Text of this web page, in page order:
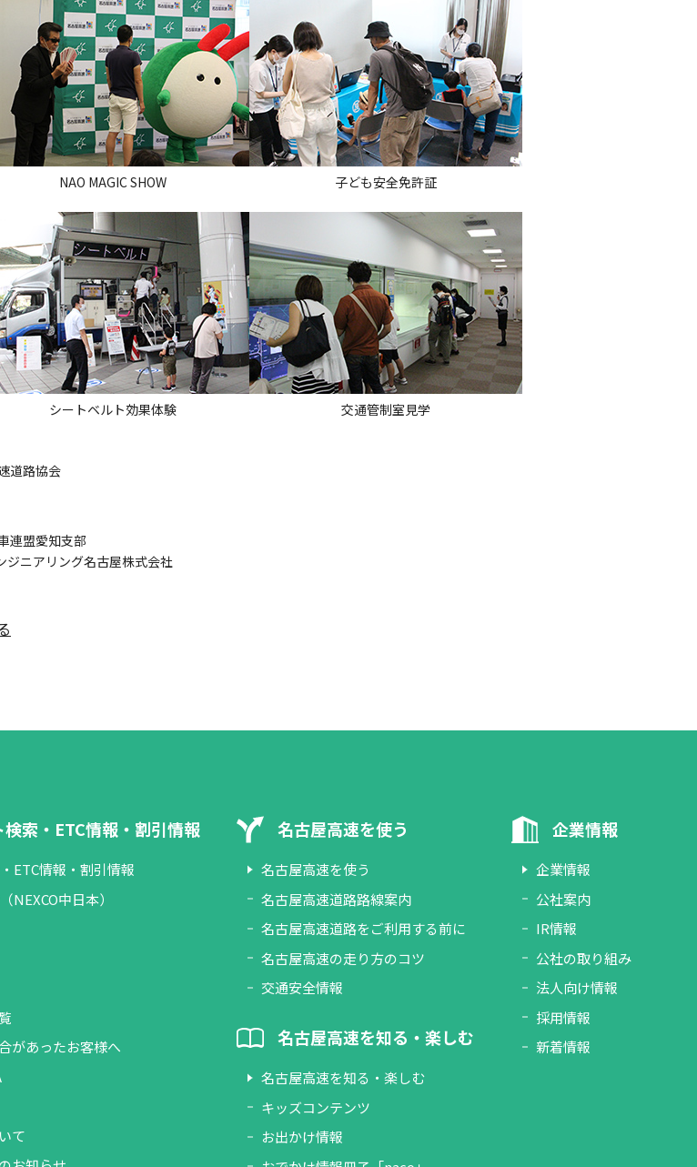
NAO MAGIC SHOW 子ども安全免許証
シートベルト効果体験 交通管制室見学
道路協会
連盟愛知支部
ジニアリング名古屋株式会社
索・ETC情報・割引情報
ETC情報・割引情報
NEXCO中日本）
があったお客様へ
て
名古屋高速を使う
名古屋高速を使う
名古屋高速道路路線案内
名古屋高速道路をご利用する前に
名古屋高速の走り方のコツ
交通安全情報
名古屋高速を知る・楽しむ
名古屋高速を知る・楽しむ
キッズコンテンツ
お出かけ情報
企業情報
企業情報
公社案内
IR情報
公社の取り組み
法人向け情報
採用情報
新着情報